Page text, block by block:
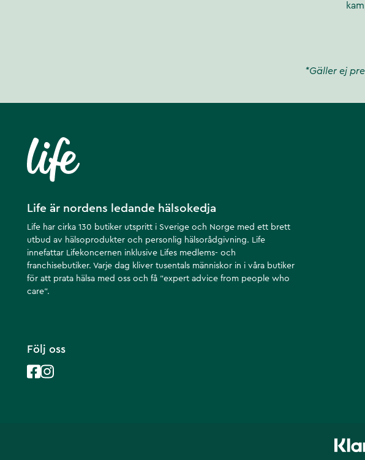
*Gäller ej
Life är nordens ledande hälsokedja
Life har cirka 130 butiker utspritt i Sverige och Norge med ett brett
utbud av hälsoprodukter och personlig hälsorådgivning. Life
innefattar Lifekoncernen inklusive Lifes medlems- och
franchisebutiker. Varje dag kliver tusentals människor in i våra butiker
för att prata hälsa med oss och få ”expert advice from people who
care”.
Följ oss